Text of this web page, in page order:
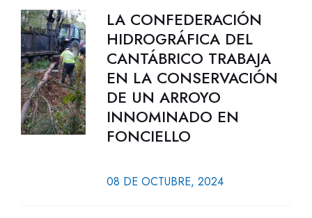
LA CONFEDERACIÓN
HIDROGRÁFICA DEL
CANTÁBRICO TRABAJA
EN LA CONSERVACIÓN
DE UN ARROYO
INNOMINADO EN
FONCIELLO
08 DE OCTUBRE, 2024